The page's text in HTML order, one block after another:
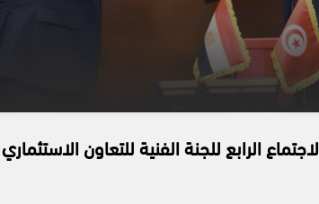
الرابع للجنة الفنية للتعاون